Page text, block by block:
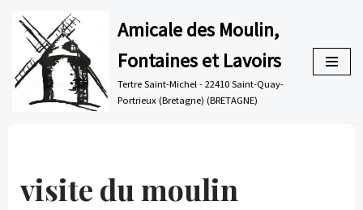
Aller
au
contenu
Amicale des Moulin,
Fontaines et Lavoirs
Tertre Saint-Michel - 22410 Saint-Quay-
Portrieux (Bretagne) (BRETAGNE)
visite du moulin